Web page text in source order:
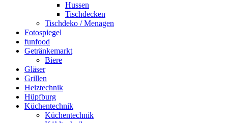
Hussen
Tischdecken
Tischdeko / Menagen
Fotospiegel
funfood
Getränkemarkt
Biere
Gläser
Grillen
Heiztechnik
Hüpfburg
Küchentechnik
Küchentechnik